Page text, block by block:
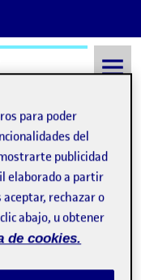
para poder
del
publicidad
elaborado a partir
rechazar o
abajo, u obtener
de cookies.